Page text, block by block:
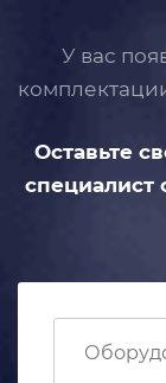
У вас
Оставьте
специалист